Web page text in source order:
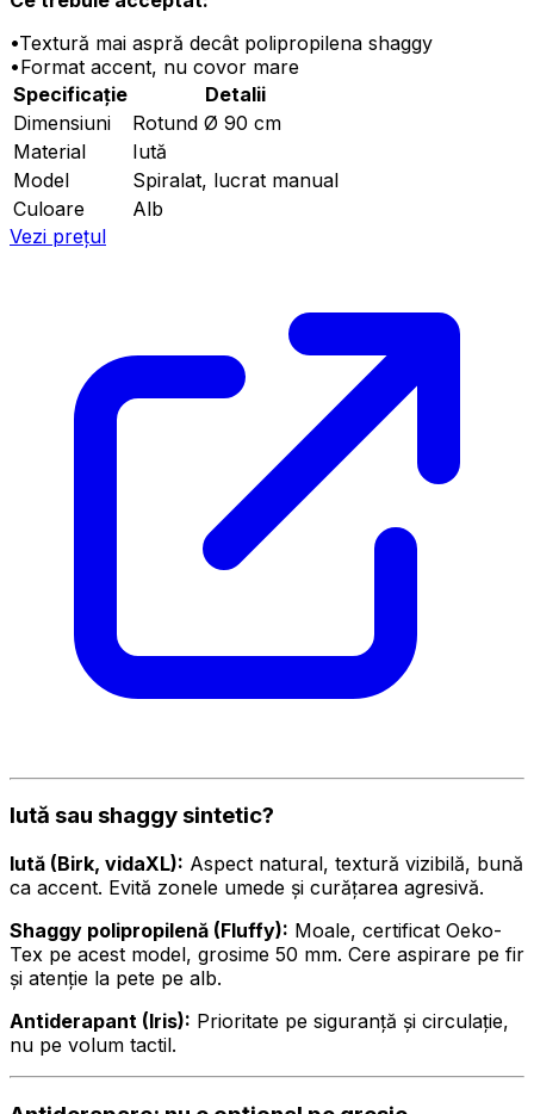
•Textură mai aspră decât polipropilena shaggy
•Format accent, nu covor mare
Specificație
Detalii
Dimensiuni
Rotund Ø 90 cm
Material
Iută
Model
Spiralat, lucrat manual
Culoare
Alb
Vezi prețul
Iută sau shaggy sintetic?
Iută (Birk, vidaXL): Aspect natural, textură vizibilă, bună
ca accent. Evită zonele umede și curățarea agresivă.
Shaggy polipropilenă (Fluffy): Moale, certificat Oeko-
Tex pe acest model, grosime 50 mm. Cere aspirare pe fir
și atenție la pete pe alb.
Antiderapant (Iris): Prioritate pe siguranță și circulație,
nu pe volum tactil.